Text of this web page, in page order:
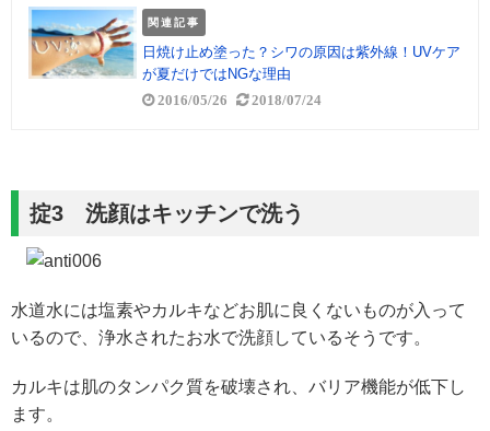
関連記事
日焼け止め塗った？シワの原因は紫外線！UVケア
が夏だけではNGな理由
2016/05/26 2018/07/24
掟3 洗顔はキッチンで洗う
水道水には塩素やカルキなどお肌に良くないものが入って
いるので、浄水されたお水で洗顔しているそうです。
カルキは肌のタンパク質を破壊され、バリア機能が低下し
ます。